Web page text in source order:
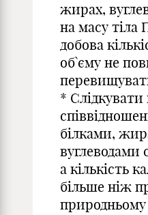
жирах,
на масу тіла
добова
об`єму не
*
білками,
вуглеводами
а кількість
більше ніж
природньому